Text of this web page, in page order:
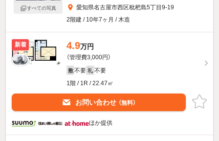
すべての写真
愛知県名古屋市西区枇杷島5丁目9-19
2階建 / 10年7ヶ月 / 木造
新着 4.9万円
（管理費3,000円）
敷 不要 礼 不要
1階 / 1R / 22.47㎡
お問い合わせ （無料）
ほか提供